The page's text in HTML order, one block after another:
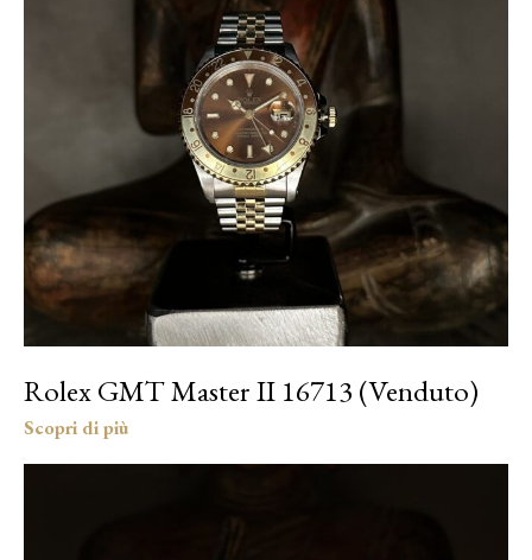
Rolex GMT Master II 16713 (Venduto)